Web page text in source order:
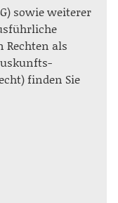
sowie weiterer
als
finden Sie